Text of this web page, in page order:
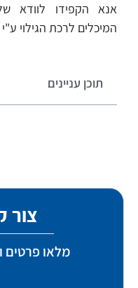
אנא הקפידו לוודא
המיכלים לרכת הגילוי
תוכן עניינים
צור
מלאו פרטים